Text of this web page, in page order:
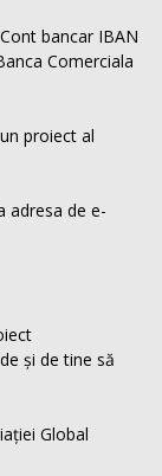
bancar IBAN
Comerciala
proiect al
adresa de e-
și de tine să
Global